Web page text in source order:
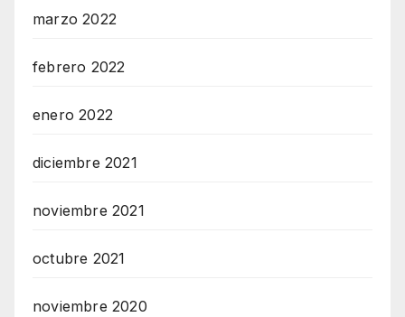
marzo 2022
febrero 2022
enero 2022
diciembre 2021
noviembre 2021
octubre 2021
noviembre 2020